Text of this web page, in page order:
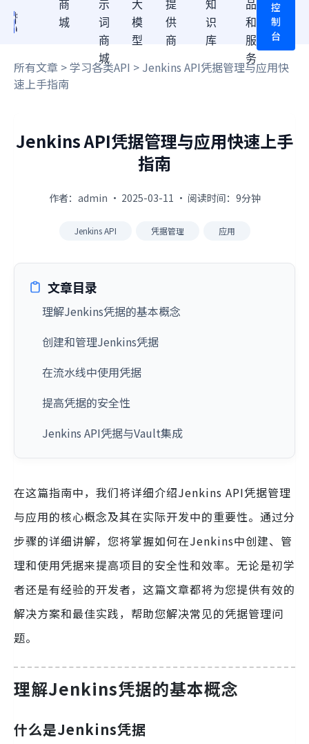
商
城
示
词
商
城
大
模
型
提
供
商
知
识
库
品
和
服
务
控
制
台
所有文章 >学习各类API > Jenkins API凭据管理与应用快
速上手指南
Jenkins API凭据管理与应用快速上手
指南
作者：admin · 2025-03-11 · 阅读时间：9分钟
Jenkins API 凭据管理 应用
文章目录
理解Jenkins凭据的基本概念
创建和管理Jenkins凭据
在流水线中使用凭据
提高凭据的安全性
Jenkins API凭据与Vault集成
在这篇指南中，我们将详细介绍Jenkins API凭据管理
与应用的核心概念及其在实际开发中的重要性。通过分
步骤的详细讲解，您将掌握如何在Jenkins中创建、管
理和使用凭据来提高项目的安全性和效率。无论是初学
者还是有经验的开发者，这篇文章都将为您提供有效的
解决方案和最佳实践，帮助您解决常见的凭据管理问
题。
理解Jenkins凭据的基本概念
什么是Jenkins凭据